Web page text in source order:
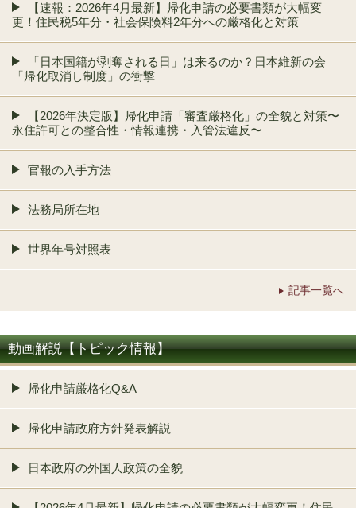
【速報：2026年4月最新】帰化申請の必要書類が大幅変
更！住民税5年分・社会保険料2年分への厳格化と対策
「日本国籍が剥奪される日」は来るのか？日本維新の会
「帰化取消し制度」の衝撃
【2026年決定版】帰化申請「審査厳格化」の全貌と対策〜
永住許可との整合性・情報連携・入管法違反〜
官報の入手方法
法務局所在地
世界年号対照表
記事一覧へ
動画解説【トピック情報】
帰化申請厳格化Q&A
帰化申請政府方針発表解説
日本政府の外国人政策の全貌